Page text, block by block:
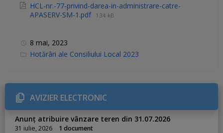
HCL-nr.-77-privind-darea-in-administrare-catre-
APASERV-SM-1.pdf 134 kB
8 mai, 2023
C
r
i
e
s
Hotărâri ale Consiliului Local 2023
AVIZIER ELECTRONIC
Anunț atribuire vânzare teren din 31.07.2026
31 iulie, 2026 1 document